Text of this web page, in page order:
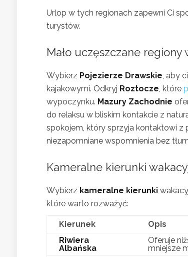
Urlop w tych regionach zapewni Ci
turystów.
Mało uczęszczane regiony
Wybierz Pojezierze Drawskie , aby
kajakowymi. Odkryj Roztocze , które
wypoczynku. Mazury Zachodnie
do relaksu w bliskim kontakcie z
spokojem, który sprzyja kontaktowi z
niezapomniane wspomnienia bez
Kameralne kierunki
Wybierz kameralne kierunki
które warto rozważyć:
Kierunek
Opis
Riwiera
Albańska
Oferuje
mniejsze